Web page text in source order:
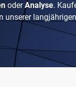
oderAnalyse.
unserer